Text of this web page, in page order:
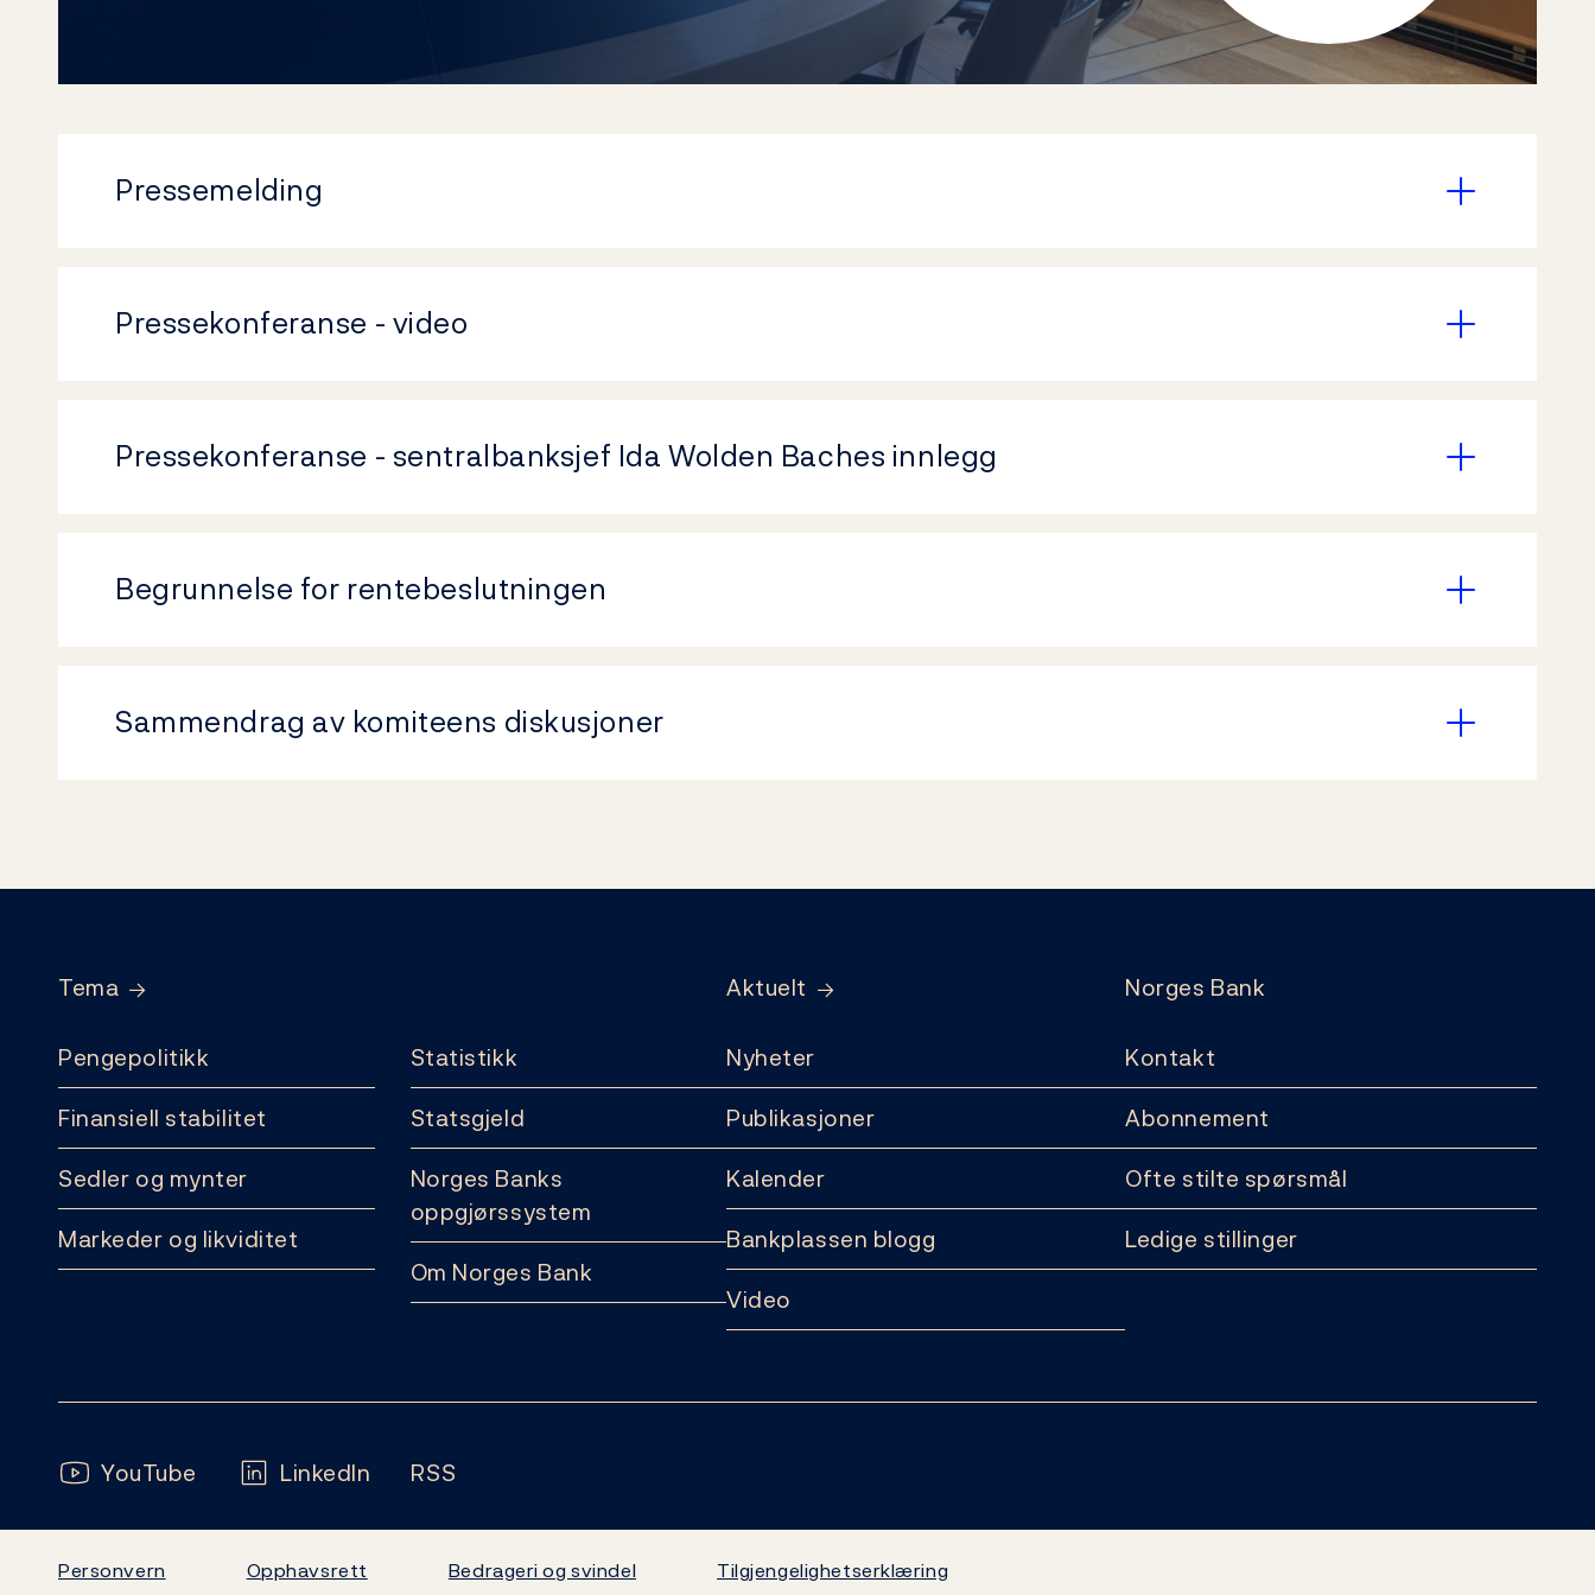
Pressemelding
Pressekonferanse - video
Pressekonferanse - sentralbanksjef Ida Wolden Baches innlegg
Begrunnelse for rentebeslutningen
Sammendrag av komiteens diskusjoner
Tema
Pengepolitikk
Finansiell stabilitet
Sedler og mynter
Markeder og likviditet
Statistikk
Statsgjeld
Norges Banks
oppgjørssystem
Om Norges Bank
Aktuelt
Nyheter
Publikasjoner
Kalender
Bankplassen blogg
Video
Norges Bank
Kontakt
Abonnement
Ofte stilte spørsmål
Ledige stillinger
Følg oss:
YouTube LinkedIn RSS
Personvern Opphavsrett Bedrageri og svindel Tilgjengelighetserklæring